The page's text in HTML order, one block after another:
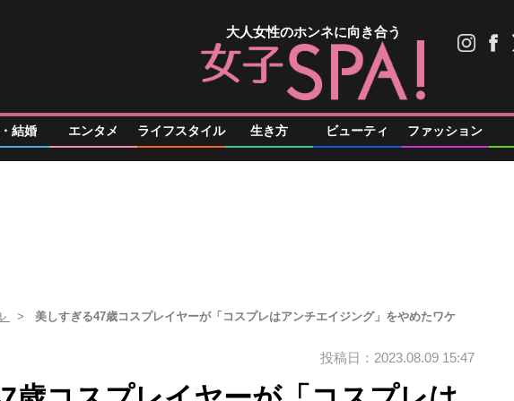
大人女性のホンネに向き合う
結婚 エンタメ ライフスタイル 生き方 ビューティ ファッション
美しすぎる47歳コスプレイヤーが「コスプレはアンチエイジング」をやめたワケ
投稿日：2023.08.09 15:47